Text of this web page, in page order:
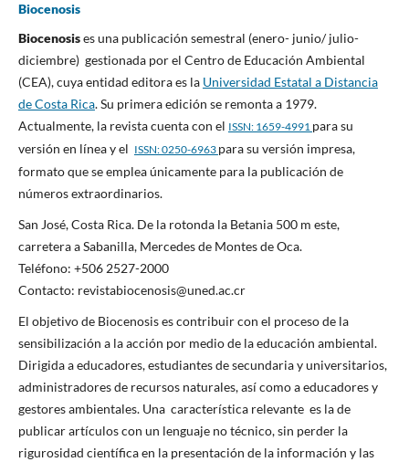
Biocenosis
Biocenosises una publicación semestral (enero- junio/ julio-
diciembre) gestionada por el Centro de Educación Ambiental
(CEA), cuya entidad editora es la Universidad Estatal a Distancia
de Costa Rica. Su primera edición se remonta a 1979.
Actualmente, la revista cuenta con el ISSN: 1659-4991 para su
versión en línea y el ISSN: 0250-6963 para su versión impresa,
formato que se emplea únicamente para la publicación de
números extraordinarios.
San José, Costa Rica. De la rotonda la Betania 500 m este,
carretera a Sabanilla, Mercedes de Montes de Oca.
Teléfono: +506 2527-2000
Contacto: revistabiocenosis@uned.ac.cr
El objetivo de Biocenosis es contribuir con el proceso de la
sensibilización a la acción por medio de la educación ambiental.
Dirigida a educadores, estudiantes de secundaria y universitarios,
administradores de recursos naturales, así como a educadores y
gestores ambientales. Una característica relevante es la de
publicar artículos con un lenguaje no técnico, sin perder la
rigurosidad científica en la presentación de la información y las